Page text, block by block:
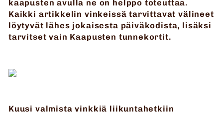
kaapusten avulla ne on helppo toteuttaa.
Kaikki artikkelin vinkeissä tarvittavat välineet
löytyvät lähes jokaisesta päiväkodista, lisäksi
tarvitset vain Kaapusten tunnekortit.
Kuusi valmista vinkkiä liikuntahetkiin